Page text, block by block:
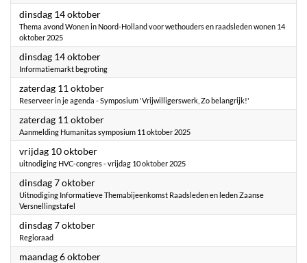
dinsdag 14 oktober2025
Thema avond Wonen in Noord-Holland voor wethouders en raadsleden wonen 14
oktober 2025
dinsdag 14 oktober2025
Informatiemarkt begroting
zaterdag 11 oktober2025
Reserveer in je agenda - Symposium 'Vrijwilligerswerk, Zo belangrijk!'
zaterdag 11 oktober2025
Aanmelding Humanitas symposium 11 oktober 2025
vrijdag 10 oktober2025
uitnodiging HVC-congres - vrijdag 10 oktober 2025
dinsdag 7 oktober2025
Uitnodiging Informatieve Themabijeenkomst Raadsleden en leden Zaanse
Versnellingstafel
dinsdag 7 oktober2025
Regioraad
maandag 6 oktober2025